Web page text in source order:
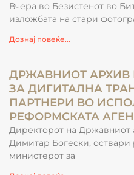
Вчера во Безистенот во
изложбата на стари
Дознај повеќе...
ДРЖАВНИОТ АРХИВ
ЗА ДИГИТАЛНА
ПАРТНЕРИ ВО
РЕФОРМСКАТА
Директорот на Државниот
Димитар Богески, оствари
министерот за